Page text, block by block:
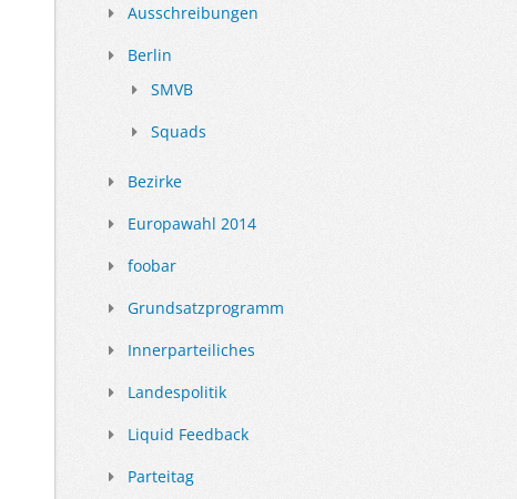
Ausschreibungen
Berlin
SMVB
Squads
Bezirke
Europawahl 2014
foobar
Grundsatzprogramm
Innerparteiliches
Landespolitik
Liquid Feedback
Parteitag